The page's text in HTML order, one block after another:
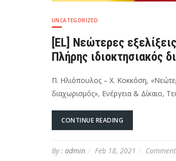
UNCATEGORIZED
[EL] Νεώτερες
Πλήρης ιδιοκτησιακός
Π. Ηλιόπουλος – Χ. Κοκκόση,
διαχωρισμός», Ενέργεια & Δίκαιο,
CONTINUE READING
By : admin Feb 18, 2021